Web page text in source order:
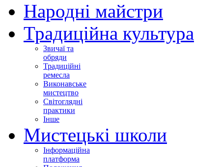
Народні майстри
Традиційна культура
Звичаї та
обряди
Традиційні
ремесла
Виконавське
мистецтво
Світоглядні
практики
Інше
Мистецькі школи
Інформаційна
платформа